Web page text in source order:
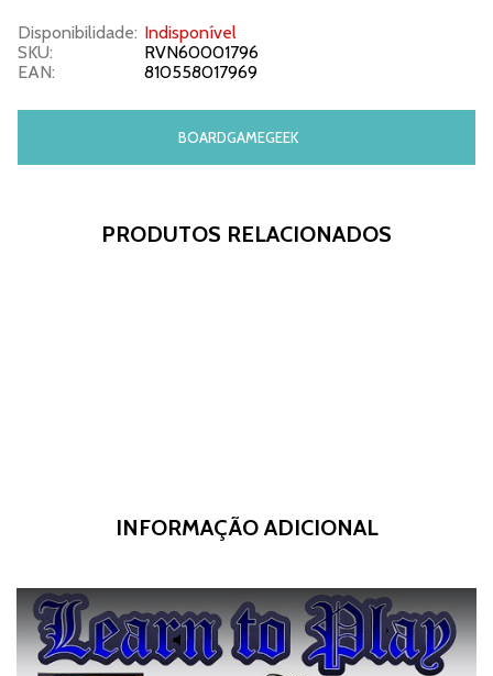
Disponibilidade: Indisponível
SKU:
RVN60001796
EAN:
810558017969
BOARDGAMEGEEK
PRODUTOS RELACIONADOS
INFORMAÇÃO ADICIONAL